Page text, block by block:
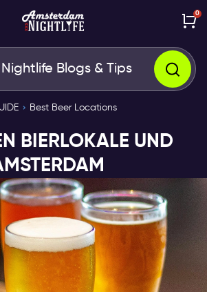
0
Best Beer Locations
BIERLOKALE UND